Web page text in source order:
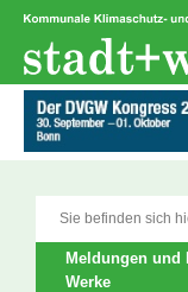
Zum
springen
Sie befinden sich
Meldungen und
Werke